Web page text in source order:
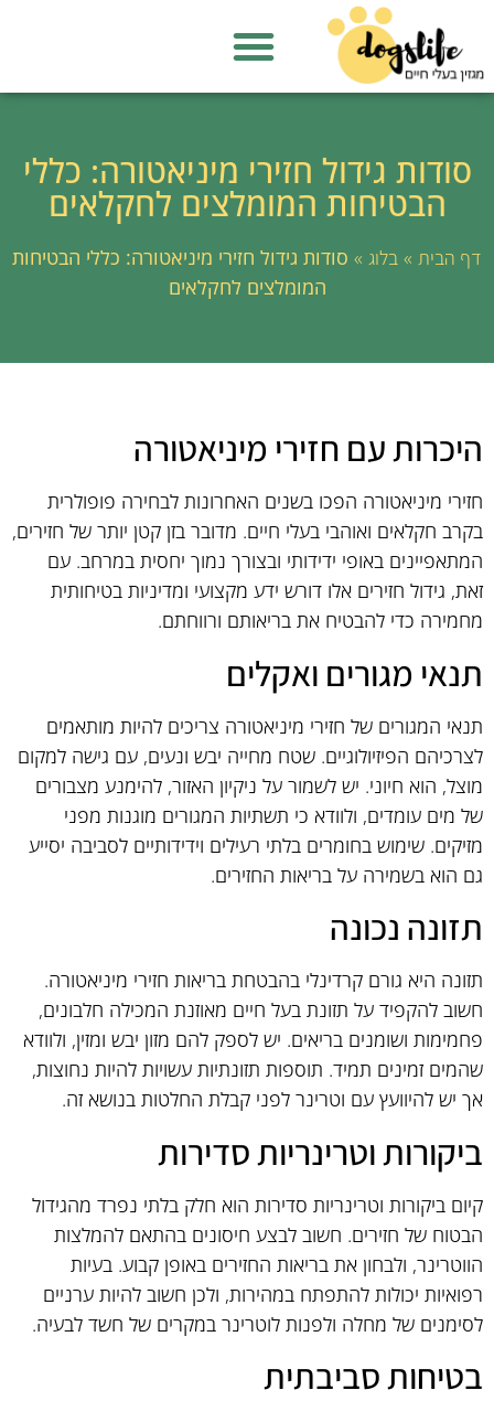
סודות גידול חזירי מיניאטורה: כללי
הבטיחות המומלצים לחקלאים
דף הבית » בלוג » סודות גידול חזירי מיניאטורה: כללי הבטיחות
המומלצים לחקלאים
היכרות עם חזירי מיניאטורה
חזירי מיניאטורה הפכו בשנים האחרונות לבחירה פופולרית
בקרב חקלאים ואוהבי בעלי חיים. מדובר בזן קטן יותר של חזירים,
המתאפיינים באופי ידידותי ובצורך נמוך יחסית במרחב. עם
זאת, גידול חזירים אלו דורש ידע מקצועי ומדיניות בטיחותית
מחמירה כדי להבטיח את בריאותם ורווחתם.
תנאי מגורים ואקלים
תנאי המגורים של חזירי מיניאטורה צריכים להיות מותאמים
לצרכיהם הפיזיולוגיים. שטח מחייה יבש ונעים, עם גישה למקום
מוצל, הוא חיוני. יש לשמור על ניקיון האזור, להימנע מצבורים
של מים עומדים, ולוודא כי תשתיות המגורים מוגנות מפני
מזיקים. שימוש בחומרים בלתי רעילים וידידותיים לסביבה יסייע
גם הוא בשמירה על בריאות החזירים.
תזונה נכונה
תזונה היא גורם קרדינלי בהבטחת בריאות חזירי מיניאטורה.
חשוב להקפיד על תזונת בעל חיים מאוזנת המכילה חלבונים,
פחמימות ושומנים בריאים. יש לספק להם מזון יבש ומזין, ולוודא
שהמים זמינים תמיד. תוספות תזונתיות עשויות להיות נחוצות,
אך יש להיוועץ עם וטרינר לפני קבלת החלטות בנושא זה.
ביקורות וטרינריות סדירות
קיום ביקורות וטרינריות סדירות הוא חלק בלתי נפרד מהגידול
הבטוח של חזירים. חשוב לבצע חיסונים בהתאם להמלצות
הווטרינר, ולבחון את בריאות החזירים באופן קבוע. בעיות
רפואיות יכולות להתפתח במהירות, ולכן חשוב להיות ערניים
לסימנים של מחלה ולפנות לוטרינר במקרים של חשד לבעיה.
בטיחות סביבתית